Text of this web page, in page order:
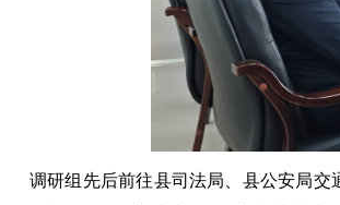
调研组先后前往县司法局、县公安局